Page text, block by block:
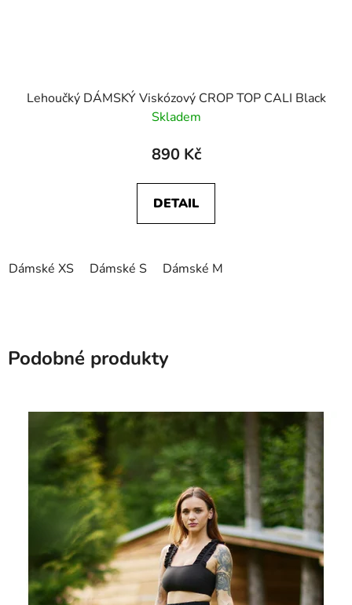
Lehoučký DÁMSKÝ Viskózový CROP TOP CALI Black
Skladem
890 Kč
DETAIL
Dámské XS Dámské S Dámské M
Podobné produkty